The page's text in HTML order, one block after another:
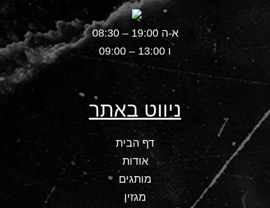
א-ה 19:00 – 08:30
ו 13:00 – 09:00
ניווט באתר
דף הבית
אודות
מותגים
מגזין